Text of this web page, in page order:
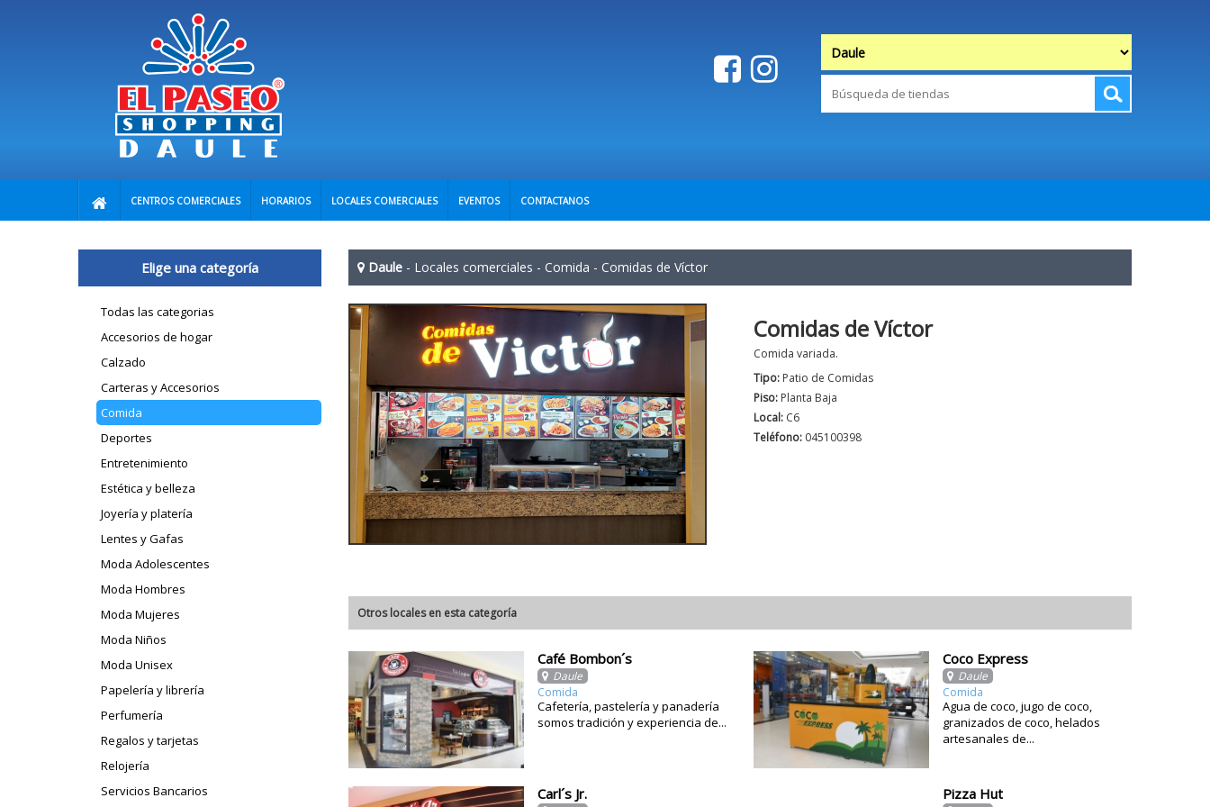
CENTROS COMERCIALES HORARIOS LOCALES COMERCIALES EVENTOS CONTACTANOS
Elige una categoría
Todas las categorias
Accesorios de hogar
Calzado
Carteras y Accesorios
Comida
Deportes
Entretenimiento
Estética y belleza
Joyería y platería
Lentes y Gafas
Moda Adolescentes
Moda Hombres
Moda Mujeres
Moda Niños
Moda Unisex
Papelería y librería
Perfumería
Regalos y tarjetas
Relojería
Servicios Bancarios
Daule - Locales comerciales - Comida - Comidas de Víctor
Comidas de Víctor
Comida variada.
Tipo: Patio de Comidas
Piso: Planta Baja
Local: C6
Teléfono: 045100398
Otros locales en esta categoría
Café Bombon´s
Daule
Comida
Cafetería, pastelería y panadería
somos tradición y experiencia de...
Coco Express
Daule
Comida
Agua de coco, jugo de coco,
granizados de coco, helados
artesanales de...
Carl´s Jr. Pizza Hut